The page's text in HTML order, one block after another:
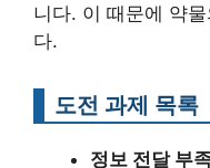
니다. 이 때문에 약
다.
도전 과제 목록
정보 전달 부